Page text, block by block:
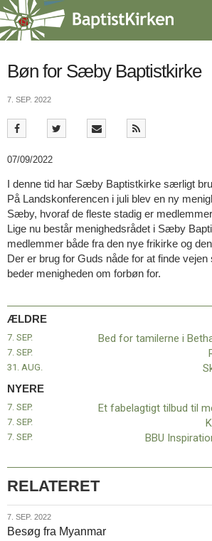
Spring
menu
over
gå
indhold Vend
forsiden
1.0:
Forside
3.0:
Kalender
4.0:
Inspiration
5.0:
Værktøjskassen
6.0:
Mission
7.0:
Om
BaptistKirken
8.0:
Kontakt
Nyheder
11.0:
12.0:
Inspiration
13.0:
Værktøjskassen
14.0:
Mission
15.0:
Om
BaptistKirken
16.0:
Kontakt
Næste
Et
fabelagtigt
medlemmer
Bøn for Sæby Baptistkirke
7. SEP. 2022
07/09/2022
I denne tid har Sæby Baptistkirke særligt
På Landskonferencen i juli blev en ny
Sæby, hvoraf de fleste stadig er
Lige nu består menighedsrådet i Sæby
medlemmer både fra den nye frikirke og
Der er brug for Guds nåde for at finde
beder menigheden om forbøn for.
ÆLDRE
7. SEP.
7. SEP.
31. AUG.
NYERE
7. SEP.
7. SEP.
BBU
7. SEP.
RELATERET
7.
sep.
7. SEP. 2022
Besøg fra Myanmar